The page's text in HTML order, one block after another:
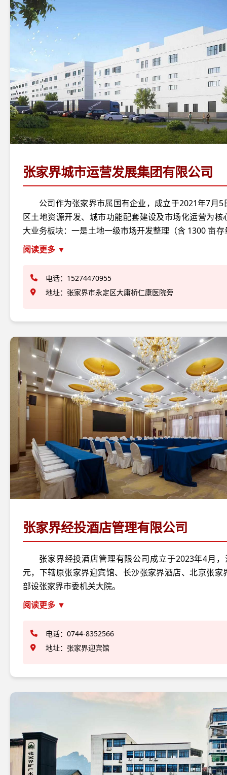
张家界城市运营发展集团有限公司
公司作为张家界市属国有企业，成立于2021年7月5
区土地资源开发、城市功能配套建设及市场化运营为核
大业务板块：一是土地一级市场开发整理（含 1300 亩
二级市场开发建设；二是专业园区运营（张家界国际航
经营、承接总公司工程建设业务、市场营销策划、停
元化经营业务（广告运营、保险代理、冷链服务、资
于实现从平台公司向市场化经营主体的转型跨越。
阅读更多 ▼
电话：15274470955
地址：张家界市永定区大庸桥仁康医院旁
张家界经投酒店管理有限公司
张家界经投酒店管理有限公司成立于2023年4月
元，下辖原张家界迎宾馆、长沙张家界酒店、北京张家
部设张家界市委机关大院。
阅读更多 ▼
电话：0744-8352566
地址：张家界迎宾馆